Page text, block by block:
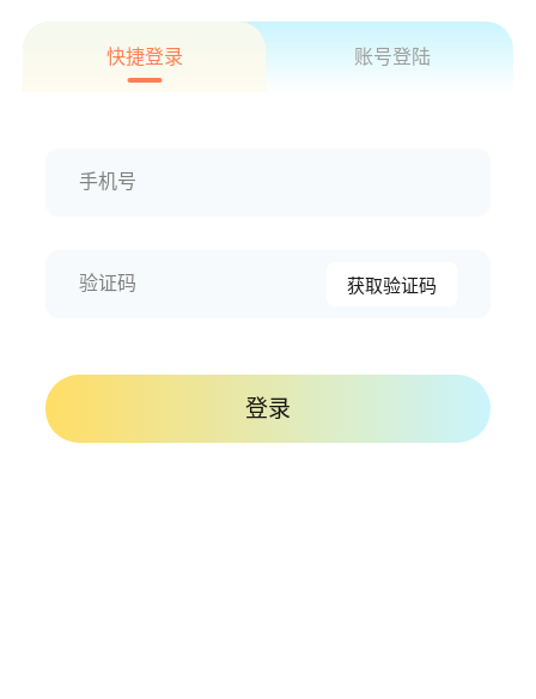
快捷登录 账号登陆
手机号
验证码 获取验证码
登录